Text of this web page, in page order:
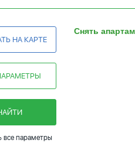
НА КАРТЕ
Снять
все параметры